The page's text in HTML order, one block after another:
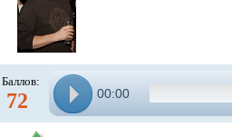
Баллов:
72 00:00